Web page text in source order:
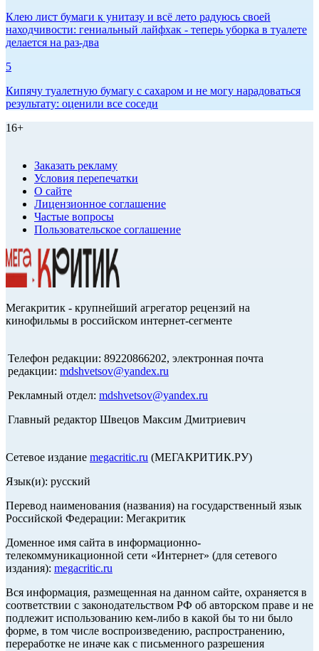
Клею лист бумаги к унитазу и всё лето радуюсь своей
находчивости: гениальный лайфхак - теперь уборка в туалете
делается на раз-два
5
Кипячу туалетную бумагу с сахаром и не могу нарадоваться
результату: оценили все соседи
16+
Заказать рекламу
Условия перепечатки
О сайте
Лицензионное соглашение
Частые вопросы
Пользовательское соглашение
Мегакритик - крупнейший агрегатор рецензий на
кинофильмы в российском интернет-сегменте
Телефон редакции: 89220866202, электронная почта
редакции: mdshvetsov@yandex.ru
Рекламный отдел: mdshvetsov@yandex.ru
Главный редактор Швецов Максим Дмитриевич
Сетевое издание megacritic.ru (МЕГАКРИТИК.РУ)
Язык(и): русский
Перевод наименования (названия) на государственный язык
Российской Федерации: Мегакритик
Доменное имя сайта в информационно-
телекоммуникационной сети «Интернет» (для сетевого
издания): megacritic.ru
Вся информация, размещенная на данном сайте, охраняется в
соответствии с законодательством РФ об авторском праве и не
подлежит использованию кем-либо в какой бы то ни было
форме, в том числе воспроизведению, распространению,
переработке не иначе как с письменного разрешения